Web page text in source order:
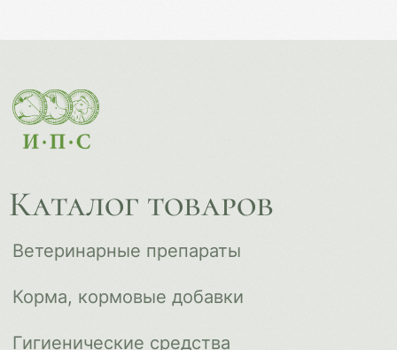
Инкубация
Контакты
Новости